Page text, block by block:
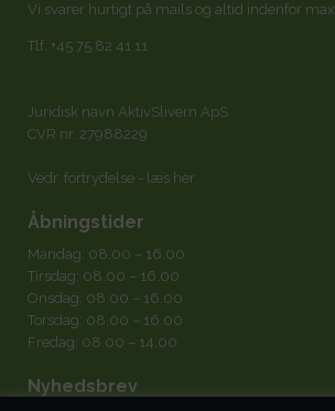
Vi svarer hurtigt på mails og altid indenfor
Tlf. +45 75 82 41 11
Juridisk navn AktivSlivern ApS
CVR nr. 27988229
Vedr. fortrydelse - læs her.
Åbningstider
Mandag: 08.00 – 16.00
Tirsdag: 08.00 – 16.00
Onsdag: 08.00 – 16.00
Torsdag: 08.00 – 16.00
Fredag: 08.00 – 14.00
Nyhedsbrev